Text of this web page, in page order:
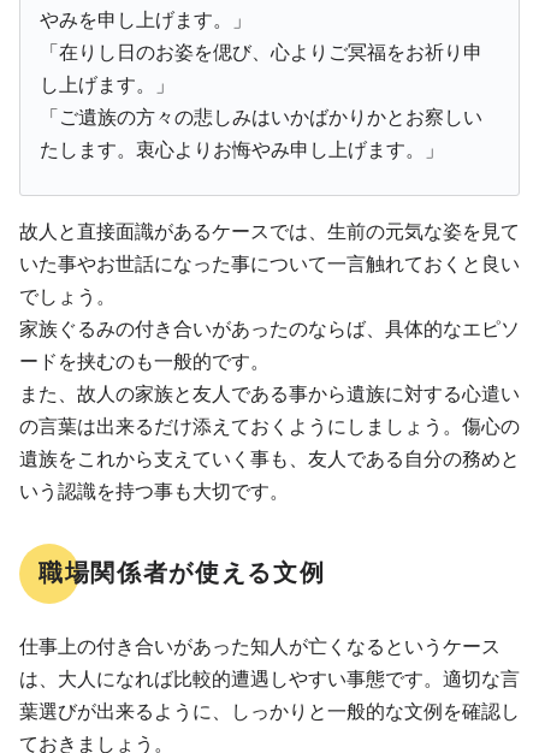
やみを申し上げます。」
「在りし日のお姿を偲び、心よりご冥福をお祈り申
し上げます。」
「ご遺族の方々の悲しみはいかばかりかとお察しい
たします。衷心よりお悔やみ申し上げます。」
故人と直接面識があるケースでは、生前の元気な姿を見て
いた事やお世話になった事について一言触れておくと良い
でしょう。
家族ぐるみの付き合いがあったのならば、具体的なエピソ
ードを挟むのも一般的です。
また、故人の家族と友人である事から遺族に対する心遣い
の言葉は出来るだけ添えておくようにしましょう。傷心の
遺族をこれから支えていく事も、友人である自分の務めと
いう認識を持つ事も大切です。
職場関係者が使える文例
仕事上の付き合いがあった知人が亡くなるというケース
は、大人になれば比較的遭遇しやすい事態です。適切な言
葉選びが出来るように、しっかりと一般的な文例を確認し
ておきましょう。